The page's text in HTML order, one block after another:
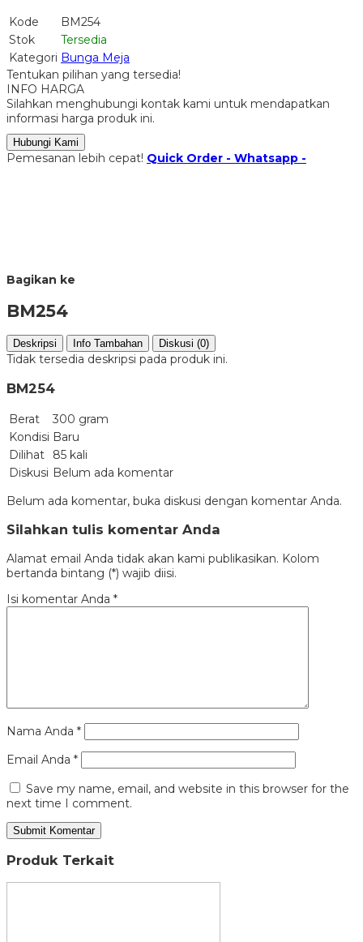
Kode
BM254
Stok
Tersedia
Kategori Bunga Meja
Tentukan pilihan yang tersedia!
INFO HARGA
Silahkan menghubungi kontak kami untuk mendapatkan
informasi harga produk ini.
Hubungi Kami
Pemesanan lebih cepat! Quick Order - Whatsapp -
Bagikan ke
BM254
Deskripsi Info Tambahan Diskusi (0)
Tidak tersedia deskripsi pada produk ini.
BM254
Berat
300 gram
Kondisi Baru
Dilihat
85 kali
Diskusi Belum ada komentar
Belum ada komentar, buka diskusi dengan komentar Anda.
Silahkan tulis komentar Anda
Alamat email Anda tidak akan kami publikasikan. Kolom
bertanda bintang (*) wajib diisi.
Isi komentar Anda *
Nama Anda *
Email Anda *
Save my name, email, and website in this browser for the
next time I comment.
Produk Terkait